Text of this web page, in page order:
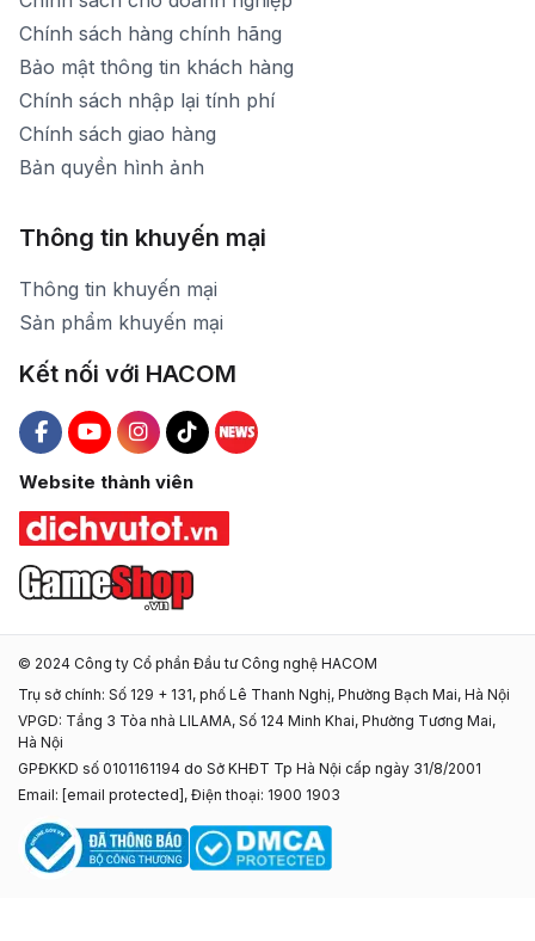
Chính sách hàng chính hãng
Bảo mật thông tin khách hàng
Chính sách nhập lại tính phí
Chính sách giao hàng
Bản quyền hình ảnh
Thông tin khuyến mại
Thông tin khuyến mại
Sản phẩm khuyến mại
Kết nối với HACOM
Hacom Facebook
Hacom YouTube
Hacom Instagram
Hacom TikTok
Website thành viên
© 2024 Công ty Cổ phần Đầu tư Công nghệ HACOM
Trụ sở chính: Số 129 + 131, phố Lê Thanh Nghị, Phường Bạch Mai, Hà Nội
VPGD: Tầng 3 Tòa nhà LILAMA, Số 124 Minh Khai, Phường Tương Mai,
Hà Nội
GPĐKKD số 0101161194 do Sở KHĐT Tp Hà Nội cấp ngày 31/8/2001
Email: [email protected] , Điện thoại: 1900 1903